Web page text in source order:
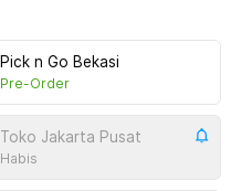
Pick n Go Bekasi
Pre-Order
Toko Jakarta Pusat
Habis